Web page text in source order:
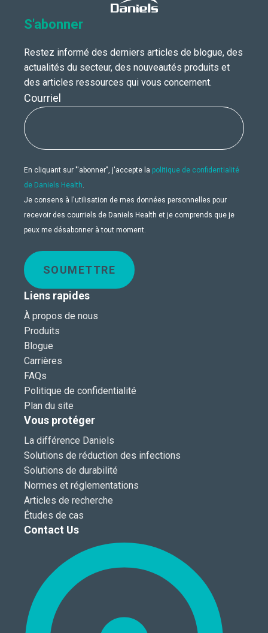
S'abonner
Restez informé des derniers articles de blogue, des
actualités du secteur, des nouveautés produits et
des articles ressources qui vous concernent.
Courriel
En cliquant sur "'abonner", j'accepte la politique de confidentialité
de Daniels Health.
Je consens à l'utilisation de mes données personnelles pour
recevoir des courriels de Daniels Health et je comprends que je
peux me désabonner à tout moment.
SOUMETTRE
Liens rapides
À propos de nous
Produits
Blogue
Carrières
FAQs
Politique de confidentialité
Plan du site
Vous protéger
La différence Daniels
Solutions de réduction des infections
Solutions de durabilité
Normes et réglementations
Articles de recherche
Études de cas
Contact Us